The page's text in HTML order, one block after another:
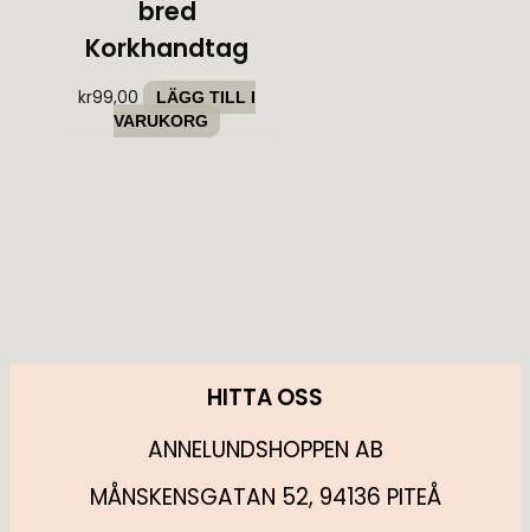
bred
Korkhandtag
kr99,00
LÄGG TILL I
VARUKORG
HITTA OSS
ANNELUNDSHOPPEN AB
MÅNSKENSGATAN 52, 94136 PITEÅ